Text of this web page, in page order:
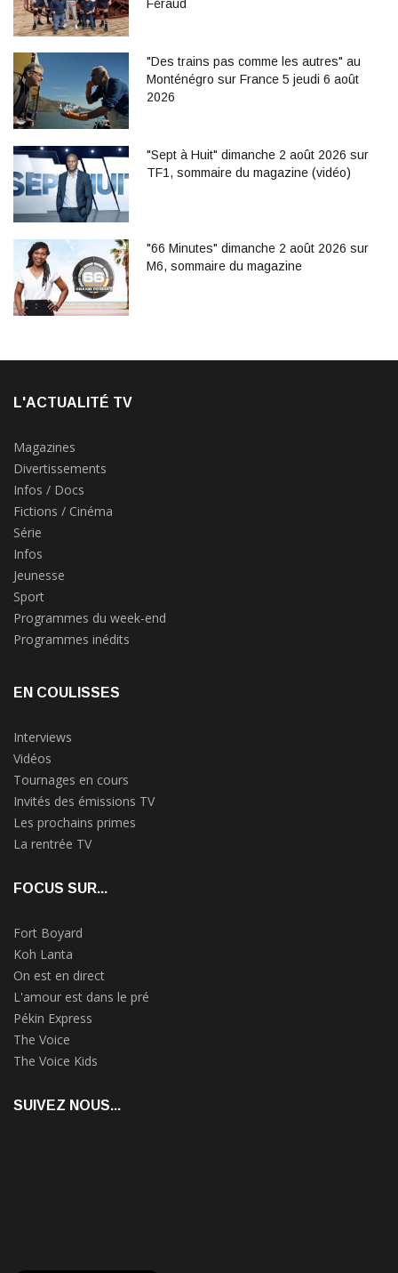
Féraud
"Des trains pas comme les autres" au
Monténégro sur France 5 jeudi 6 août
2026
"Sept à Huit" dimanche 2 août 2026 sur
TF1, sommaire du magazine (vidéo)
"66 Minutes" dimanche 2 août 2026 sur
M6, sommaire du magazine
L'ACTUALITÉ TV
Magazines
Divertissements
Infos / Docs
Fictions / Cinéma
Série
Infos
Jeunesse
Sport
Programmes du week-end
Programmes inédits
EN COULISSES
Interviews
Vidéos
Tournages en cours
Invités des émissions TV
Les prochains primes
La rentrée TV
FOCUS SUR...
Fort Boyard
Koh Lanta
On est en direct
L'amour est dans le pré
Pékin Express
The Voice
The Voice Kids
SUIVEZ NOUS...